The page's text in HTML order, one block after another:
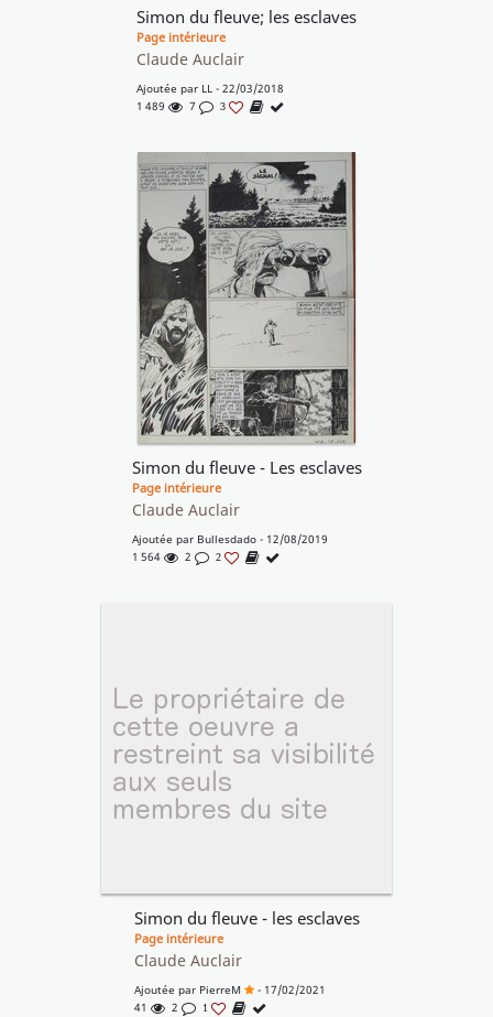
Simon du fleuve; les esclaves
Page intérieure
Claude Auclair
Ajoutée par LL - 22/03/2018
1 489
7 3
Simon du fleuve - Les esclaves
Page intérieure
Claude Auclair
Ajoutée par Bullesdado- 12/08/2019
1 564
2 2
Simon du fleuve - les esclaves
Page intérieure
Claude Auclair
Ajoutée par PierreM
- 17/02/2021
41
2 1